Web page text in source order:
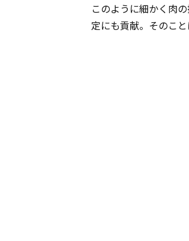
このように細かく肉
定にも貢献。そのこ